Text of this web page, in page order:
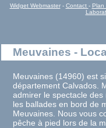
Widget Webmaster- Contact - Plan
Meuvaines -
Meuvaines (14960) est
département Calvados.
admirer le spectacle
les ballades en bord de
Meuvaines. Nous vous
pêche à pied lors de la